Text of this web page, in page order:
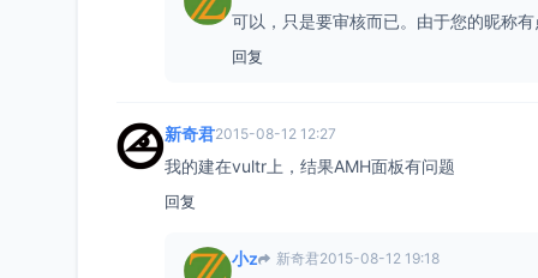
可以，只是要审核而已。由于您的昵称
回复
新奇君2015-08-12 12:27
我的建在vultr上，结果AMH面板有问题
回复
小z 新奇君2015-08-12 19:18